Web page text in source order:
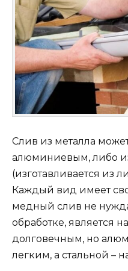
Слив из металла
алюминиевым, либо
(изготавливается из
Каждый вид имеет
медный слив не
обработке, является
долговечным, но
легким, а стальной –